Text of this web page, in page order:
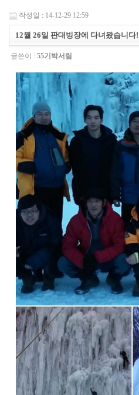
작성일 : 14-12-29 12:59
12월 26일 판대빙장에 다녀왔습니다!
글쓴이 : 55기박서림